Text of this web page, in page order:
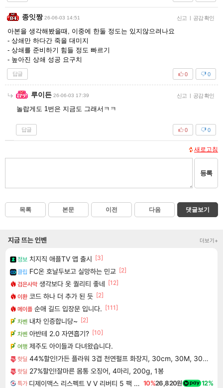
종잇짱 26-06-03 14:51 신고 | 공감 확인
아본을 생각해봤을때, 이중에 한둘 정도는 있지않으려나요
- 상쇄만 하다간 죽을 대미지
- 상쇄를 준비하기 힘들 정도 빠르기
- 높아진 상쇄 성공 요구치
답글 0
0
루이든 26-06-03 17:39 신고 | 공감 확인
놀랍게도 1번은 지금도 그래서ㅋㅋ
답글 0
0
새로고침
등록
목록 본문 이전 다음 댓글보기
지금 뜨는 인벤 더보기+
정보 치지직 애플TV 앱 출시 [3]
클립 FC온 호날두보고 실망하는 민교 [2]
검은사막 생각보다 옷 퀄리티 좋네 [12]
이환 코드 하나 더 추가 된 듯 [2]
메이플 순애 길드 입장문 입니다. [111]
차벤 내차 인증합니당~ [2]
차벤 아반테 2.0 자연흡기? [10]
여행 제주도 아이들과 다녀왔습니다.
핫딜 44%할인!가든 플라워 3겹 천연펄프 화장지, 30cm, 30M, 30롤, 2팩
핫딜 27%할인!잘마른 몸통 오징어, 4마리, 200g, 1봉
특가 디제이맥스 리스펙트 V V 리버티 5 팩 DJMAX RESPECT V V Liberty 5 Pack DLC 10%26,820원 12%